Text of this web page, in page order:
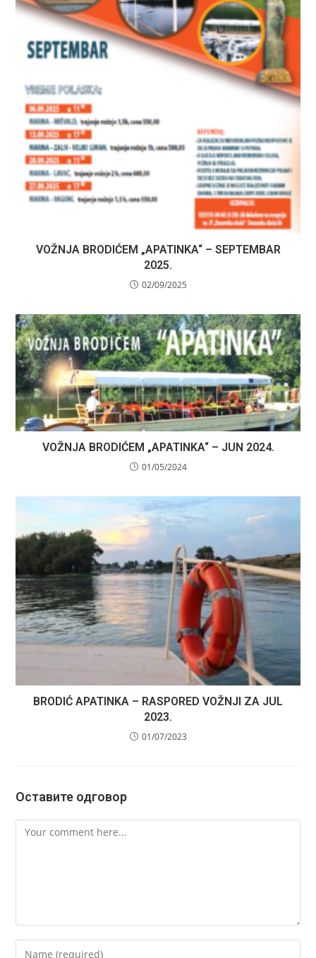
VOŽNJA BRODIĆEM „APATINKA“ – SEPTEMBAR
2025.
02/09/2025
VOŽNJA BRODIĆEM „APATINKA“ – JUN 2024.
01/05/2024
BRODIĆ APATINKA – RASPORED VOŽNJI ZA JUL
2023.
01/07/2023
Оставите одговор
Comment
Enter